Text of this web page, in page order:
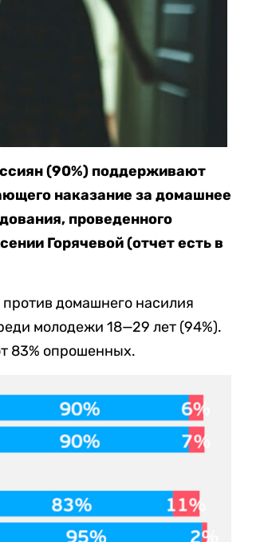
(90%) поддерживают
наказание за домашнее
проведенного
Горячевой (отчет есть в
домашнего насилия
молодежи 18—29 лет (94%).
83% опрошенных.